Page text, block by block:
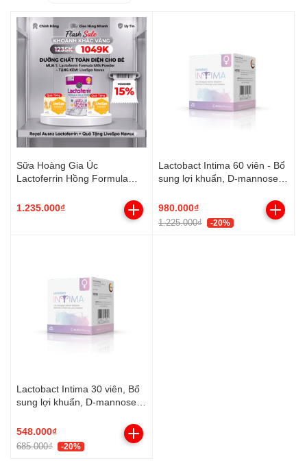
Sữa Hoàng Gia Úc
Lactoferrin Hồng Formula
Bifidobacteriumanimalis (Bb-
1.235.000₫
Lactobact Intima 60 viên - Bổ
sung lợi khuẩn, D-mannose,
980.000₫
1.225.000₫ -20%
Lactobact Intima 30 viên, Bổ
sung lợi khuẩn, D-mannose,
548.000₫
685.000₫ -20%